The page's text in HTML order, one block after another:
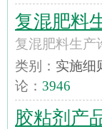
复混肥料
复混肥料生产
类别： 实施细
论： 3946
胶粘剂产